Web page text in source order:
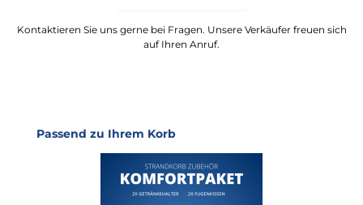
Kontaktieren Sie uns gerne bei Fragen. Unsere Verkäufer freuen sich
auf Ihren Anruf.
Produktgalerie überspringen
Passend zu Ihrem Korb